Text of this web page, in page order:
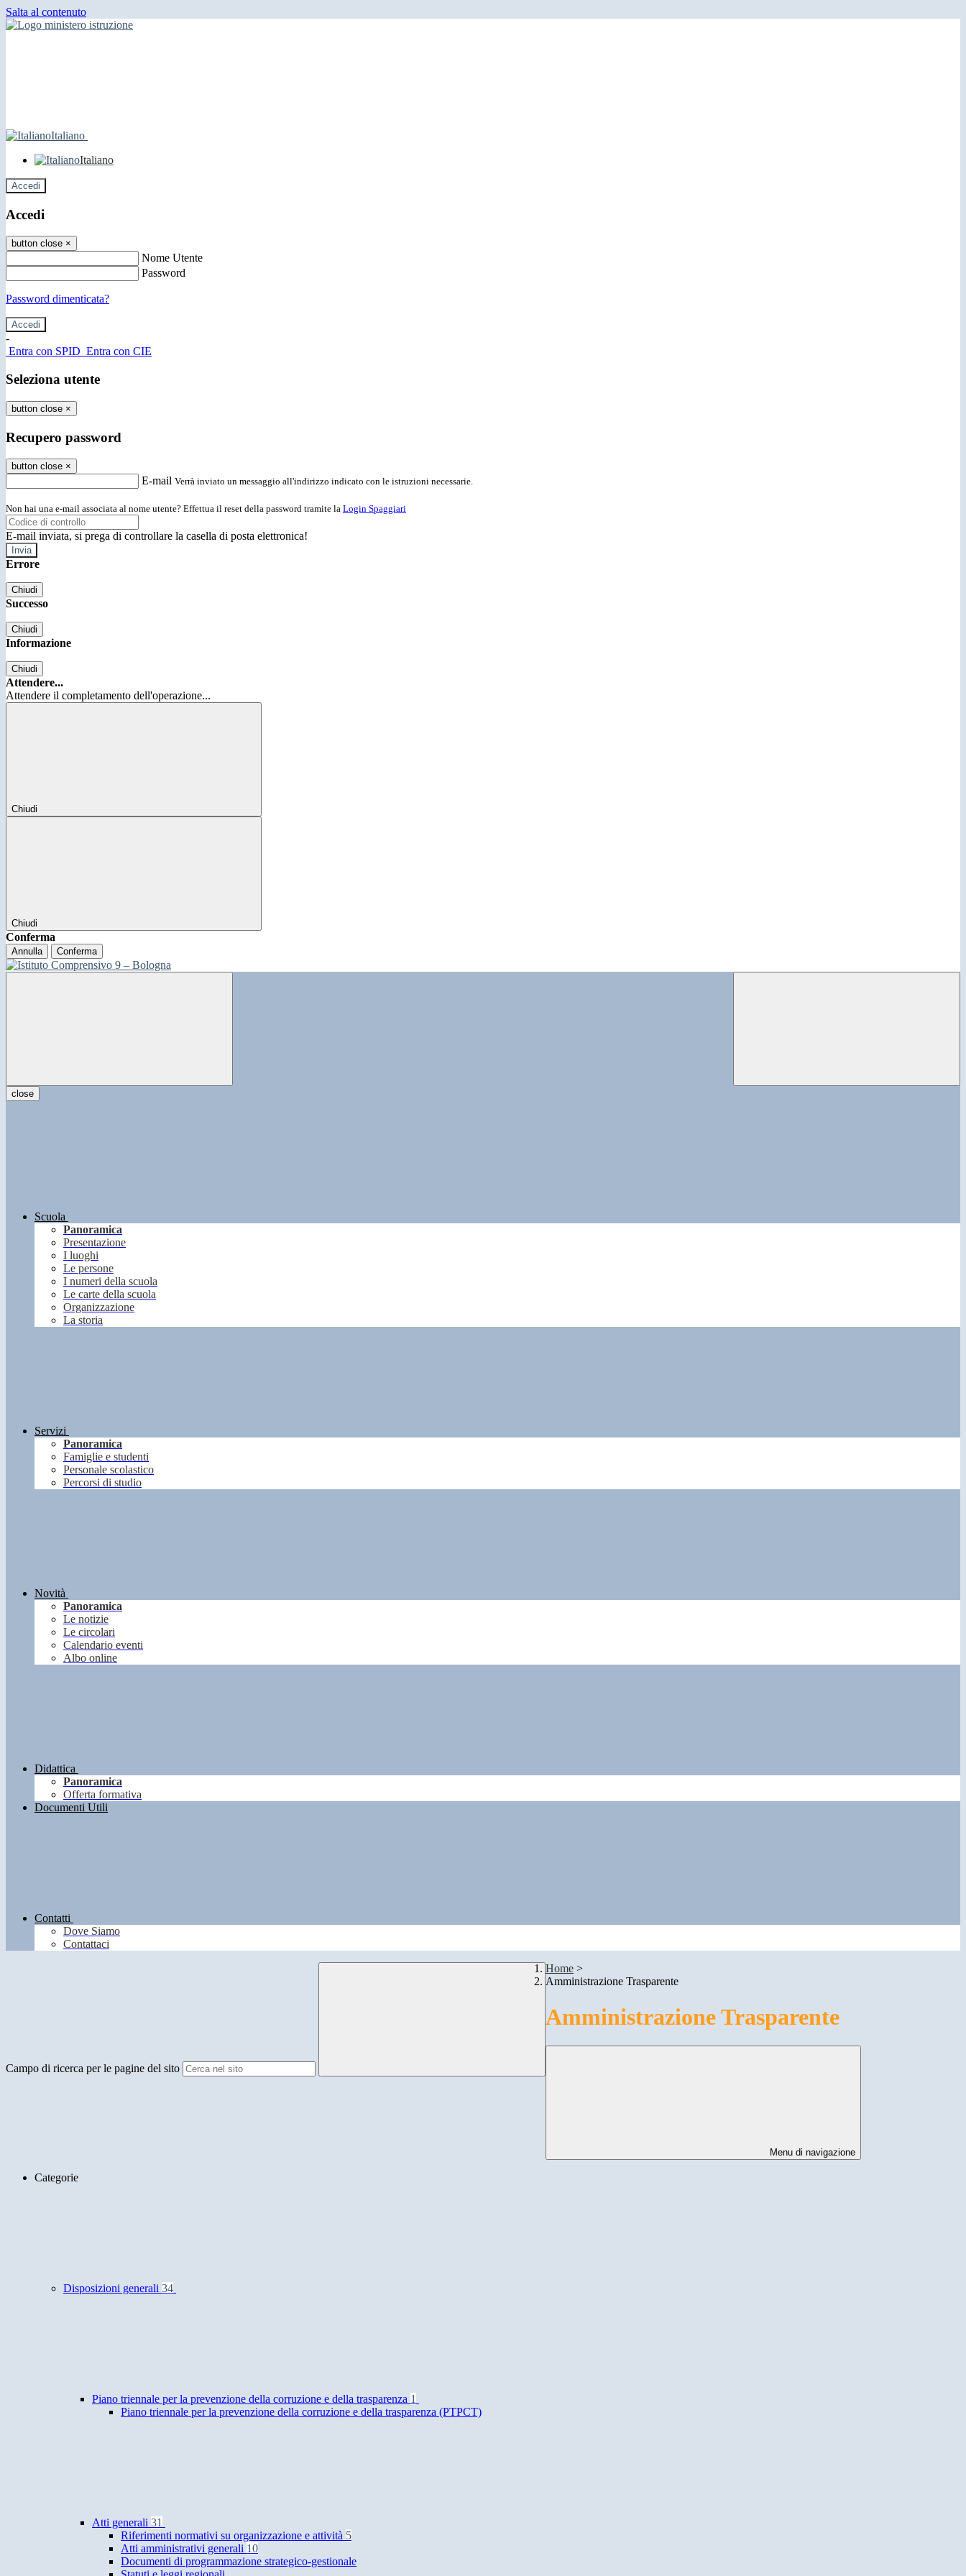
Salta al contenuto
Italiano
Italiano
Accedi
Accedi
button close ×
Nome Utente
Password
Password dimenticata?
-
Entra con SPID Entra con CIE
Seleziona utente
button close ×
Recupero password
button close ×
E-mail Verrà inviato un messaggio all'indirizzo indicato con le istruzioni necessarie.
Non hai una e-mail associata al nome utente? Effettua il reset della password tramite la Login Spaggiari
E-mail inviata, si prega di controllare la casella di posta elettronica!
Errore
Chiudi
Successo
Chiudi
Informazione
Chiudi
Attendere...
Attendere il completamento dell'operazione...
Chiudi
Chiudi
Conferma
Annulla Conferma
close
Scuola
Panoramica
Presentazione
I luoghi
Le persone
I numeri della scuola
Le carte della scuola
Organizzazione
La storia
Servizi
Panoramica
Famiglie e studenti
Personale scolastico
Percorsi di studio
Novità
Panoramica
Le notizie
Le circolari
Calendario eventi
Albo online
Didattica
Panoramica
Offerta formativa
Documenti Utili
Contatti
Dove Siamo
Contattaci
Campo di ricerca per le pagine del sito
Home >
Amministrazione Trasparente
Amministrazione Trasparente
Menu di navigazione
Categorie
Disposizioni generali 34
Piano triennale per la prevenzione della corruzione e della trasparenza 1
Piano triennale per la prevenzione della corruzione e della trasparenza (PTPCT)
Atti generali 31
Riferimenti normativi su organizzazione e attività 5
Atti amministrativi generali 10
Documenti di programmazione strategico-gestionale